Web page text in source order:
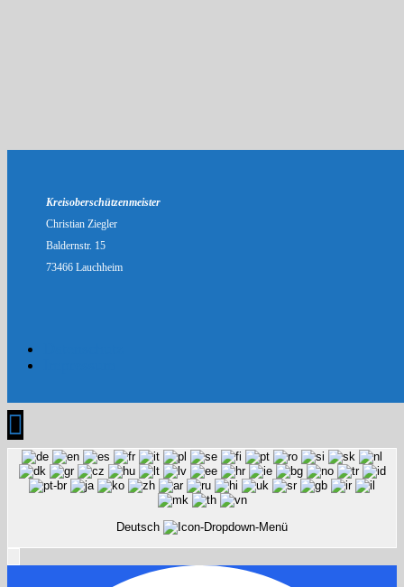
Kreisoberschützenmeister
Christian Ziegler
Baldernstr. 15
73466 Lauchheim
Deutsch